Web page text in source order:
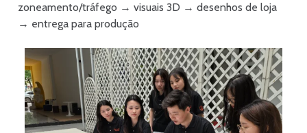
zoneamento/tráfego → visuais 3D → desenhos de loja
→ entrega para produção